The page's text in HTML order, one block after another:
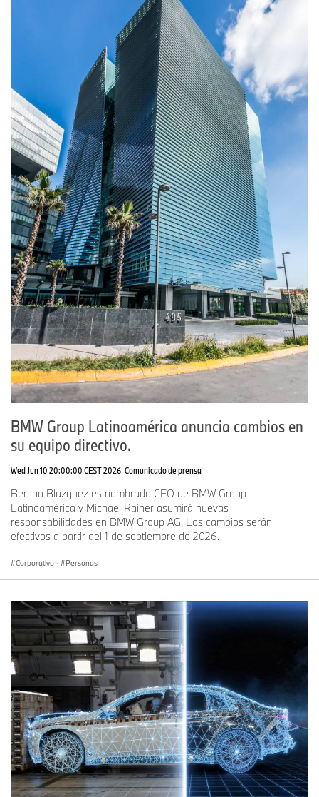
BMW Group Latinoamérica anuncia cambios en
su equipo directivo.
Wed Jun 10 20:00:00 CEST 2026 Comunicado de prensa
Bertino Blazquez es nombrado CFO de BMW Group
Latinoamérica y Michael Rainer asumirá nuevas
responsabilidades en BMW Group AG. Los cambios serán
efectivos a partir del 1 de septiembre de 2026.
Corporativo · Personas